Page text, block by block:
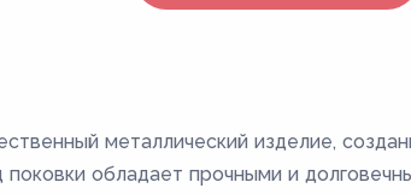
металлический изделие,
обладает прочными и